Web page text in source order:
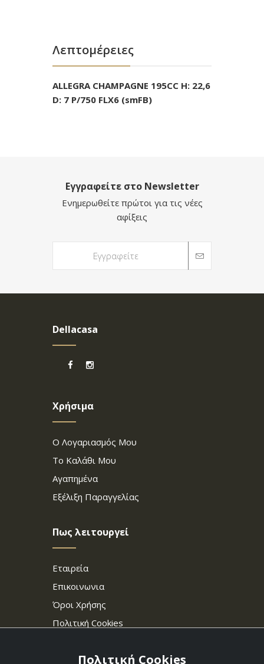
Λεπτομέρειες
ALLEGRA CHAMPAGNE 195CC H: 22,6
D: 7 P/750 FLX6 (smFB)
Εγγραφείτε στο Newsletter
Ενημερωθείτε πρώτοι για τις νέες
αφίξεις
Dellacasa
Χρήσιμα
Ο Λογαριασμός Μου
Το Καλάθι Μου
Αγαπημένα
Εξέλιξη Παραγγελίας
Πως λειτουργεί
Εταιρεία
Επικοινωνια
Όροι Χρήσης
Πολιτική Cookies
Πολιτική Cookies